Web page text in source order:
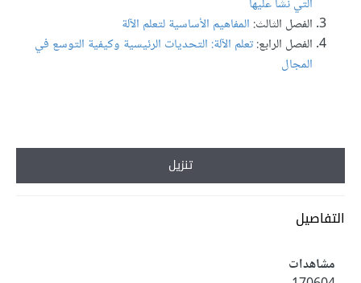
التي نشأ عليها
الفصل الثالث: المفاهيم الأساسية لتعلم الآلة
الفصل الرابع:تعلم الآلة: التحديات الرئيسية وكيفية التوسع في
المجال
تنزيل
التفاصيل
مشاهدات